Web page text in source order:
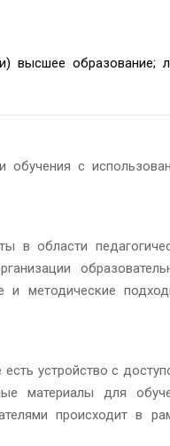
высшее образование;
обучения с
в области
и методические
устройство с
материалы для
происходит в